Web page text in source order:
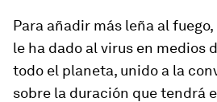
Para añadir más leña al
le ha dado al virus en medios
todo el planeta, unido a la
sobre la duración que tendrá